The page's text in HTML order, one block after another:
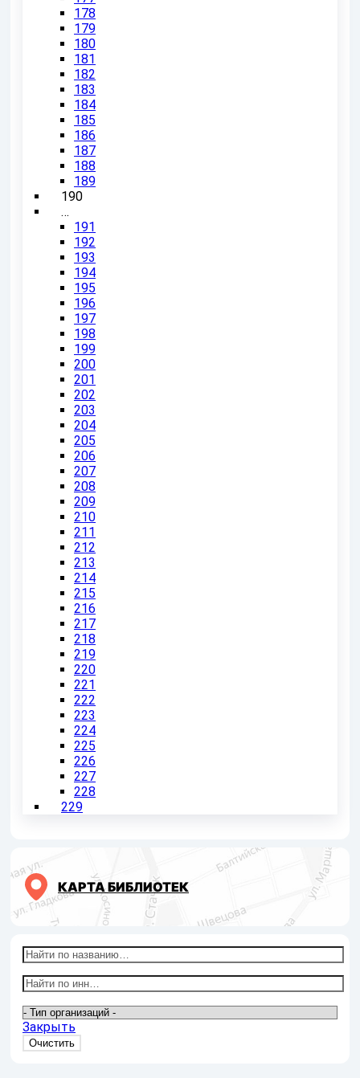
178
179
180
181
182
183
184
185
186
187
188
189
190
…
191
192
193
194
195
196
197
198
199
200
201
202
203
204
205
206
207
208
209
210
211
212
213
214
215
216
217
218
219
220
221
222
223
224
225
226
227
228
229
КАРТА БИБЛИОТЕК
Закрыть